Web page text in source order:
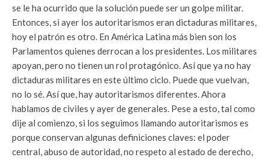
se le ha ocurrido que la solución puede ser un golpe militar.
Entonces, si ayer los autoritarismos eran dictaduras militares,
hoy el patrón es otro. En América Latina más bien son los
Parlamentos quienes derrocan a los presidentes. Los militares
apoyan, pero no tienen un rol protagónico. Así que ya no hay
dictaduras militares en este último ciclo. Puede que vuelvan,
no lo sé. Así que, hay autoritarismos diferentes. Ahora
hablamos de civiles y ayer de generales. Pese a esto, tal como
dije al comienzo, si los seguimos llamando autoritarismos es
porque conservan algunas definiciones claves: el poder
central, abuso de autoridad, no respeto al estado de derecho,